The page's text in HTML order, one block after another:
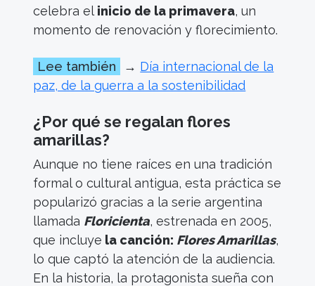
celebra el inicio de la primavera, un
momento de renovación y florecimiento.
Lee también → Día internacional de la
paz, de la guerra a la sostenibilidad
¿Por qué se regalan flores
amarillas?
Aunque no tiene raíces en una tradición
formal o cultural antigua, esta práctica se
popularizó gracias a la serie argentina
llamada Floricienta, estrenada en 2005,
que incluye la canción: Flores Amarillas,
lo que captó la atención de la audiencia.
En la historia, la protagonista sueña con